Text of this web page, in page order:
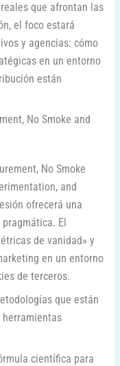
que afrontan las
el foco estará
y agencias: cómo
en un entorno
están
No Smoke and
No Smoke
and
ofrecerá una
El
de vanidad» y
en un entorno
de terceros.
que están
herramientas
científica para